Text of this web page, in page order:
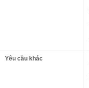
Yêu cầu khác